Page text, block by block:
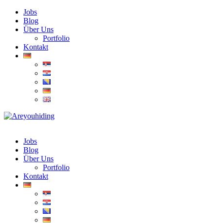
Jobs
Blog
Über Uns
Portfolio
Kontakt
Jobs
Blog
Über Uns
Portfolio
Kontakt